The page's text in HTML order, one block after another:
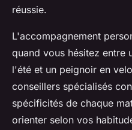
réussie.
L'accompagnement
quand vous hésitez entre
l'été et un peignoir en
conseillers spécialisés
spécificités de chaque
orienter selon vos